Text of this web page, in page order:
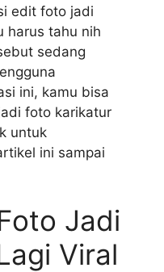
edit foto jadi
harus tahu nih
sedang
ini, kamu bisa
foto karikatur
untuk
ini sampai
Jadi
Viral